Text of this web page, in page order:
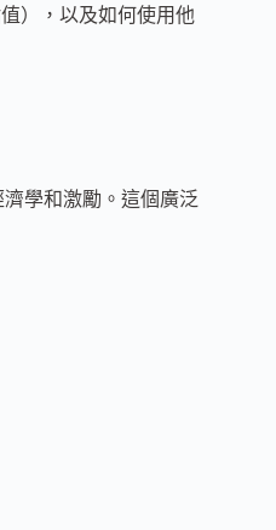
），以及如何使用他
學和激勵。這個廣泛